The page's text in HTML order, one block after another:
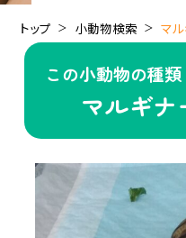
トップ 小動物検索 マ
この小動物の種
マルギナ